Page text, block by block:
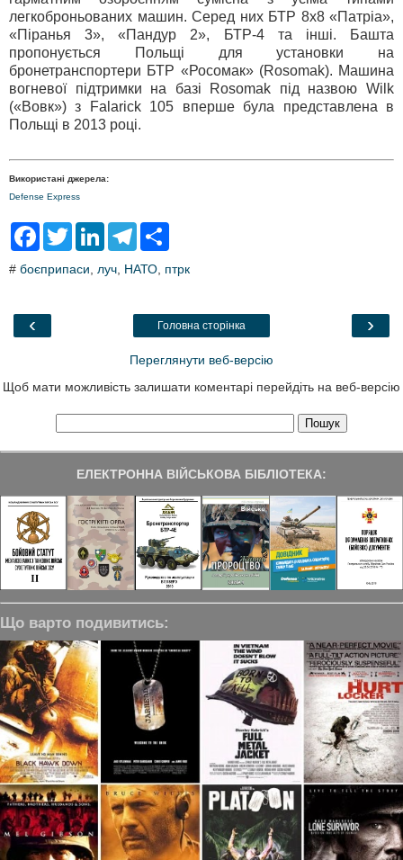
легкоброньованих машин. Серед них БТР 8х8 «Патріа»,
«Піранья 3», «Пандур 2», БТР-4 та інші. Башта
пропонується Польщі для установки на
бронетранспортери БТР «Росомак» (Rosomak). Машина
вогневої підтримки на базі Rosomak під назвою Wilk
(«Вовк») з Falarick 105 вперше була представлена ​​в
Польщі в 2013 році.
Використані джерела:
Defense Express
F
e
o
T
t
L
k
T
e
a
r
# боєприпаси луч НАТО птрк
‹ ›
Головна сторінка
Переглянути веб-версію
Щоб мати можливість залишати коментарі перейдіть на веб-версію
ЕЛЕКТРОННА ВІЙСЬКОВА БІБЛІОТЕКА:
Що варто подивитись: